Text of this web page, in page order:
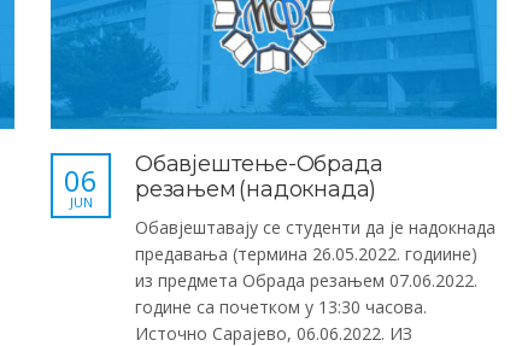
Обавјештење-Обрада
резањем (надокнада)
06
JUN
Обавјештавају се студенти да је надокнада
предавања (термина 26.05.2022. годиине)
из предмета Обрада резањем 07.06.2022.
године са почетком у 13:30 часова.
Источно Сарајево, 06.06.2022. ИЗ